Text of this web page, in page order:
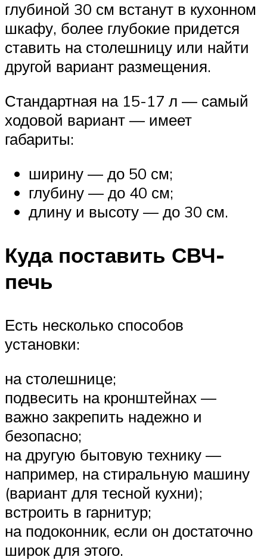
глубиной 30 см встанут в кухонном
шкафу, более глубокие придется
ставить на столешницу или найти
другой вариант размещения.
Стандартная на 15-17 л — самый
ходовой вариант — имеет
габариты:
ширину — до 50 см;
глубину — до 40 см;
длину и высоту — до 30 см.
Куда поставить СВЧ-
печь
Есть несколько способов
установки:
на столешнице;
подвесить на кронштейнах —
важно закрепить надежно и
безопасно;
на другую бытовую технику —
например, на стиральную машину
(вариант для тесной кухни);
встроить в гарнитур;
на подоконник, если он достаточно
широк для этого.